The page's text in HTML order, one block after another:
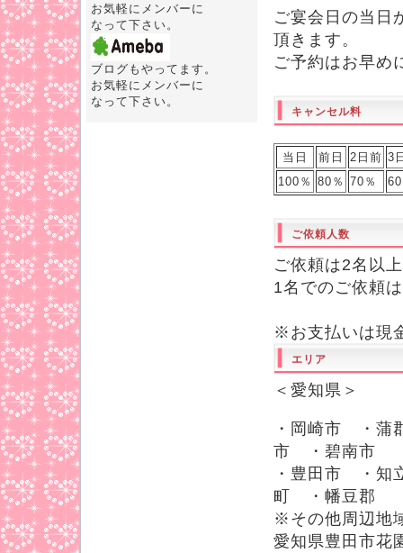
ご宴会日の当日
頂きます。
ご予約はお早め
キャンセル料
当日 前日 2日前 3
100％ 80％ 70％
ご依頼人数
ご依頼は2名以
1名でのご依頼
※お支払いは現
エリア
＜愛知県＞
・岡崎市 ・
市 ・碧南市
・豊田市 ・
町 ・幡豆郡
※その他周辺地
愛知県豊田市花
お気軽にメンバーに
なって下さい。
ブログもやってます。
お気軽にメンバーに
なって下さい。